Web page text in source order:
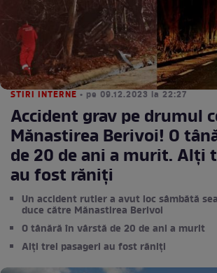
STIRI INTERNE • pe 09.12.2023 la 22:27
Accident grav pe drumul
Mănastirea Berivoi! O
de 20 de ani a murit. Alți
au fost răniți
Un accident rutier a avut loc sâmbătă
duce către Mănastirea Berivoi
O tânără în vârstă de 20 de ani a murit
Alți trei pasageri au fost răniți